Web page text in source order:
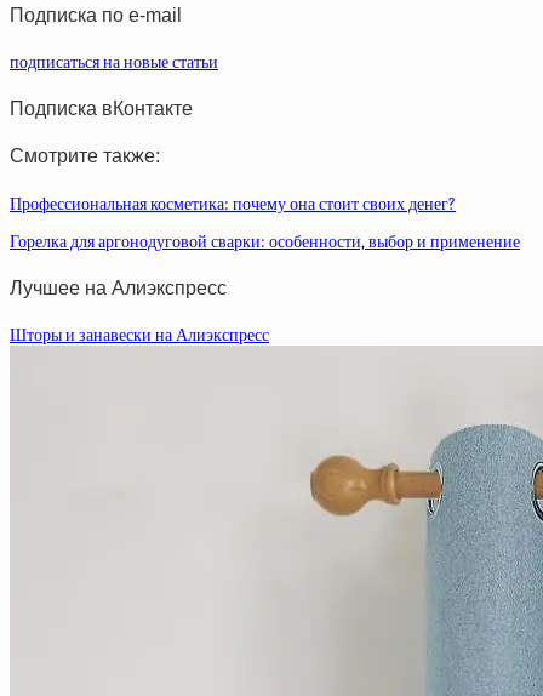
Подписка по e-mail
подписаться на новые статьи
Подписка вКонтакте
Смотрите также:
Профессиональная косметика: почему она стоит своих денег?
Горелка для аргонодуговой сварки: особенности, выбор и применение
Лучшее на Алиэкспресс
Шторы и занавески на Алиэкспресс